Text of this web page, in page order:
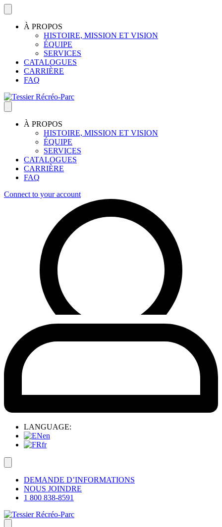
À PROPOS
HISTOIRE, MISSION ET VISION
ÉQUIPE
SERVICES
CATALOGUES
CARRIÈRE
FAQ
À PROPOS
HISTOIRE, MISSION ET VISION
ÉQUIPE
SERVICES
CATALOGUES
CARRIÈRE
FAQ
Connect to your account
LANGUAGE:
en
fr
DEMANDE D’INFORMATIONS
NOUS JOINDRE
1 800 838-8591